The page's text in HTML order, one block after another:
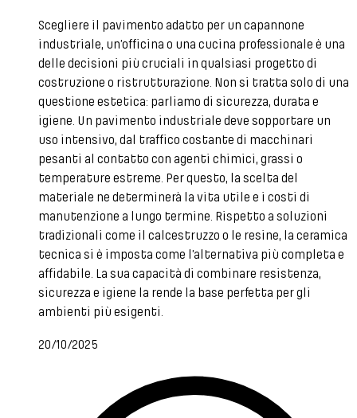
Scegliere il pavimento adatto per un capannone
industriale, un’officina o una cucina professionale è una
delle decisioni più cruciali in qualsiasi progetto di
costruzione o ristrutturazione. Non si tratta solo di una
questione estetica: parliamo di sicurezza, durata e
igiene. Un pavimento industriale deve sopportare un
uso intensivo, dal traffico costante di macchinari
pesanti al contatto con agenti chimici, grassi o
temperature estreme. Per questo, la scelta del
materiale ne determinerà la vita utile e i costi di
manutenzione a lungo termine. Rispetto a soluzioni
tradizionali come il calcestruzzo o le resine, la ceramica
tecnica si è imposta come l’alternativa più completa e
affidabile. La sua capacità di combinare resistenza,
sicurezza e igiene la rende la base perfetta per gli
ambienti più esigenti.
20/10/2025